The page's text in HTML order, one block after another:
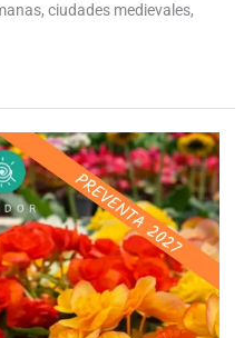
ciudades medievales,